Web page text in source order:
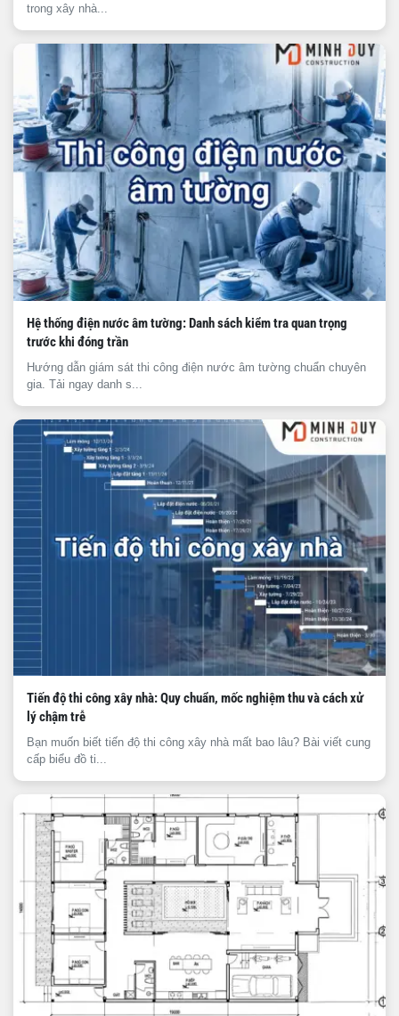
trong xây nhà...
Hệ thống điện nước âm tường: Danh sách kiểm tra quan trọng
trước khi đóng trần
Hướng dẫn giám sát thi công điện nước âm tường chuẩn chuyên
gia. Tải ngay danh s...
Tiến độ thi công xây nhà: Quy chuẩn, mốc nghiệm thu và cách xử
lý chậm trễ
Bạn muốn biết tiến độ thi công xây nhà mất bao lâu? Bài viết cung
cấp biểu đồ ti...